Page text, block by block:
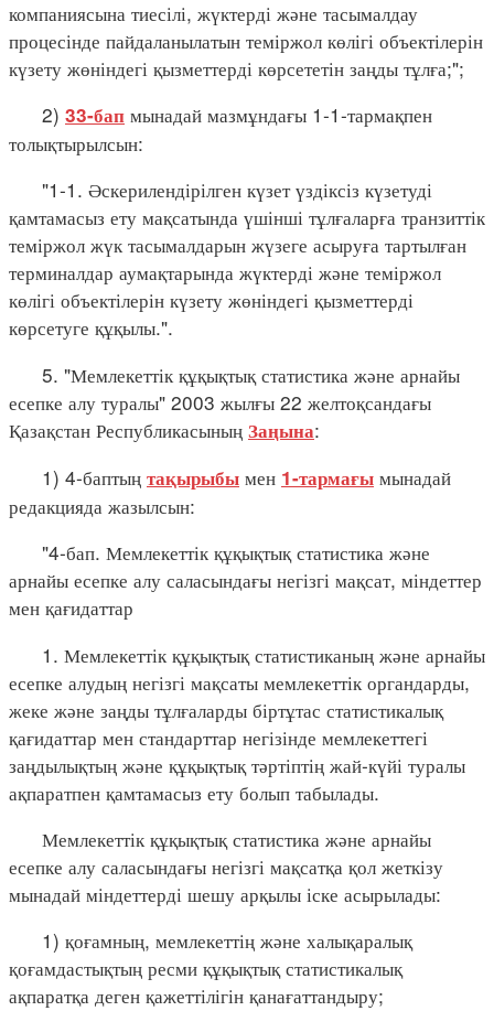
компаниясына тиесілі, жүктерді және тасымалдау
процесінде пайдаланылатын теміржол көлігі объектілерін
күзету жөніндегі қызметтерді көрсететін заңды тұлға;";
2) 33-бап мынадай мазмұндағы 1-1-тармақпен
толықтырылсын:
"1-1. Әскерилендірілген күзет үздіксіз күзетуді
қамтамасыз ету мақсатында үшінші тұлғаларға транзиттік
теміржол жүк тасымалдарын жүзеге асыруға тартылған
терминалдар аумақтарында жүктерді және теміржол
көлігі объектілерін күзету жөніндегі қызметтерді
көрсетуге құқылы.".
5. "Мемлекеттік құқықтық статистика және арнайы
есепке алу туралы" 2003 жылғы 22 желтоқсандағы
Қазақстан Республикасының Заңына:
1) 4-баптың тақырыбы мен 1-тармағы мынадай
редакцияда жазылсын:
"4-бап. Мемлекеттік құқықтық статистика және
арнайы есепке алу саласындағы негізгі мақсат, міндеттер
мен қағидаттар
1. Мемлекеттік құқықтық статистиканың және арнайы
есепке алудың негізгі мақсаты мемлекеттік органдарды,
жеке және заңды тұлғаларды біртұтас статистикалық
қағидаттар мен стандарттар негізінде мемлекеттегі
заңдылықтың және құқықтық тәртіптің жай-күйі туралы
ақпаратпен қамтамасыз ету болып табылады.
Мемлекеттік құқықтық статистика және арнайы
есепке алу саласындағы негізгі мақсатқа қол жеткізу
мынадай міндеттерді шешу арқылы іске асырылады:
1) қоғамның, мемлекеттің және халықаралық
қоғамдастықтың ресми құқықтық статистикалық
ақпаратқа деген қажеттілігін қанағаттандыру;